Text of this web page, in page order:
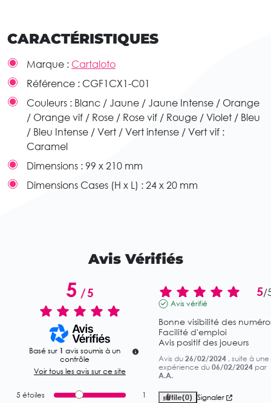
CARACTÉRISTIQUES
Marque : Cartaloto
Référence : CGF1CX1-C01
Couleurs : Blanc / Jaune / Jaune Intense / Orange
/ Orange vif / Rose / Rose vif / Rouge / Violet / Bleu
/ Bleu Intense / Vert / Vert intense / Vert vif :
Caramel
Dimensions : 99 x 210 mm
Dimensions Cases (H x L) : 24 x 20 mm
Avis Vérifiés
5/5
Basé sur 1 avis soumis à un
contrôle
Voir tous les avis sur ce site
5 étoiles
1
5/
Avis vérifié
Bonne visibilité des
Facilité d'emploi
Avis positif des joueurs
Avis du 26/02/2024 , suite à une
expérience du 06/02/2024 par
A.A.
Utile(0) Signaler